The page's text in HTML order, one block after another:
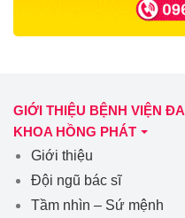
GIỚI THIỆU BỆNH VIỆN ĐA
KHOA HỒNG PHÁT
Giới thiệu
Đội ngũ bác sĩ
Tầm nhìn – Sứ mệnh